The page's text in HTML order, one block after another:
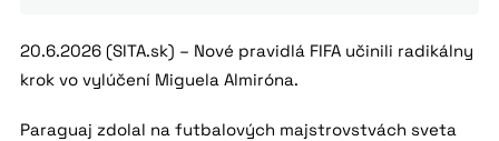
20.6.2026 (SITA.sk) – Nové pravidlá FIFA učinili radikálny
krok vo vylúčení Miguela Almiróna.
Paraguaj zdolal na futbalových majstrovstvách sveta